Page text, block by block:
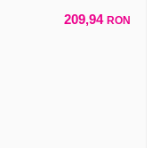
209,94 RON